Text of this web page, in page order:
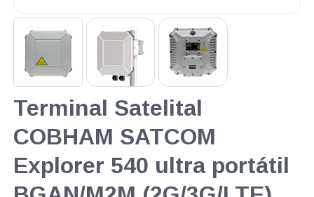
Terminal Satelital
COBHAM SATCOM
Explorer 540 ultra portátil